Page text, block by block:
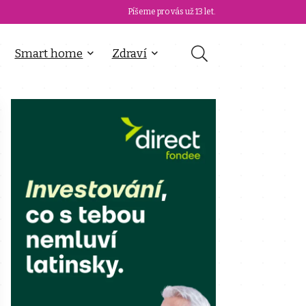
Píšeme pro vás už 13 let.
Smart home Zdraví